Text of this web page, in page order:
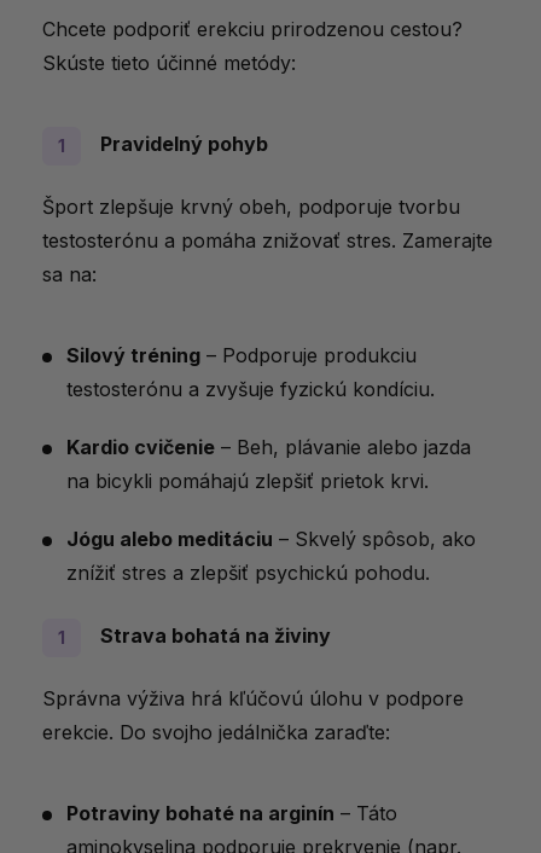
Chcete podporiť erekciu prirodzenou cestou?
Skúste tieto účinné metódy:
Pravidelný pohyb
Šport zlepšuje krvný obeh, podporuje tvorbu
testosterónu a pomáha znižovať stres. Zamerajte
sa na:
Silový tréning – Podporuje produkciu
testosterónu a zvyšuje fyzickú kondíciu.
Kardio cvičenie – Beh, plávanie alebo jazda
na bicykli pomáhajú zlepšiť prietok krvi.
Jógu alebo meditáciu – Skvelý spôsob, ako
znížiť stres a zlepšiť psychickú pohodu.
Strava bohatá na živiny
Správna výživa hrá kľúčovú úlohu v podpore
erekcie. Do svojho jedálnička zaraďte:
Potraviny bohaté na arginín – Táto
aminokyselina podporuje prekrvenie (napr.